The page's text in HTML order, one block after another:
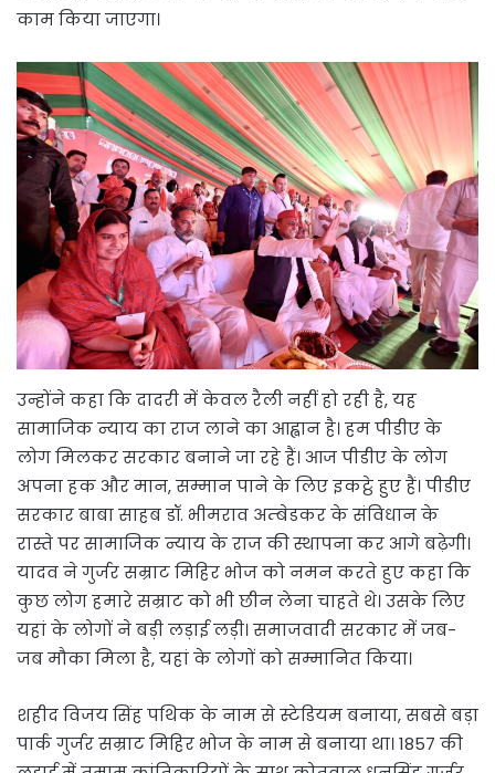
काम किया जाएगा।
उन्होंने कहा कि दादरी में केवल रैली नहीं हो रही है, यह
सामाजिक न्याय का राज लाने का आह्वान है। हम पीडीए के
लोग मिलकर सरकार बनाने जा रहे हैं। आज पीडीए के लोग
अपना हक और मान, सम्मान पाने के लिए इकट्ठे हुए हैं। पीडीए
सरकार बाबा साहब डॉ. भीमराव अम्बेडकर के संविधान के
रास्ते पर सामाजिक न्याय के राज की स्थापना कर आगे बढ़ेगी।
यादव ने गुर्जर सम्राट मिहिर भोज को नमन करते हुए कहा कि
कुछ लोग हमारे सम्राट को भी छीन लेना चाहते थे। उसके लिए
यहां के लोगों ने बड़ी लड़ाई लड़ी। समाजवादी सरकार में जब-
जब मौका मिला है, यहां के लोगों को सम्मानित किया।
शहीद विजय सिंह पथिक के नाम से स्टेडियम बनाया, सबसे बड़ा
पार्क गुर्जर सम्राट मिहिर भोज के नाम से बनाया था। 1857 की